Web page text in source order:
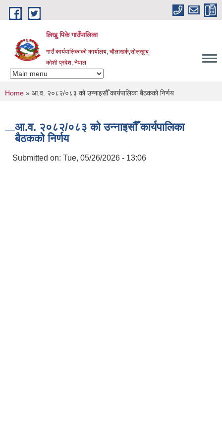
Skip to main content
लिखु पिके गाउँपालिका
गाउँ कार्यपालिकाको कार्यालय, चौंलाखर्क,सोलुखुम्बु
कोशी प्रदेश, नेपाल
You are here
Home » आ.व. २०८२/०८३ को उन्नाइसौँ कार्यपालिका बैठकको निर्णय
आ.व. २०८२/०८३ को उन्नाइसौँ कार्यपालिका
बैठकको निर्णय
Submitted on: Tue, 05/26/2026 - 13:06